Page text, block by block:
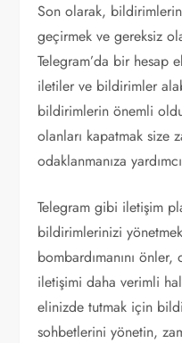
Son olarak,
geçirmek ve gereksiz
Telegram’da bir hesap
iletiler ve bildirimler
bildirimlerin önemli
olanları kapatmak size
odaklanmanıza
Telegram gibi iletişim
bildirimlerinizi
bombardımanını önler,
iletişimi daha verimli
elinizde tutmak için
sohbetlerini yönetin,